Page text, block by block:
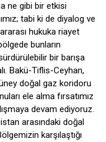
ne gibi bir etkisi
tabi ki de diyalog ve
hukuka riayet
bunların
bir barışa
Bakü-Tiflis-Ceyhan,
doğal gaz koridoru
ele alma fırsatımız
devam ediyoruz.
arasındaki doğal
karşılaştığı